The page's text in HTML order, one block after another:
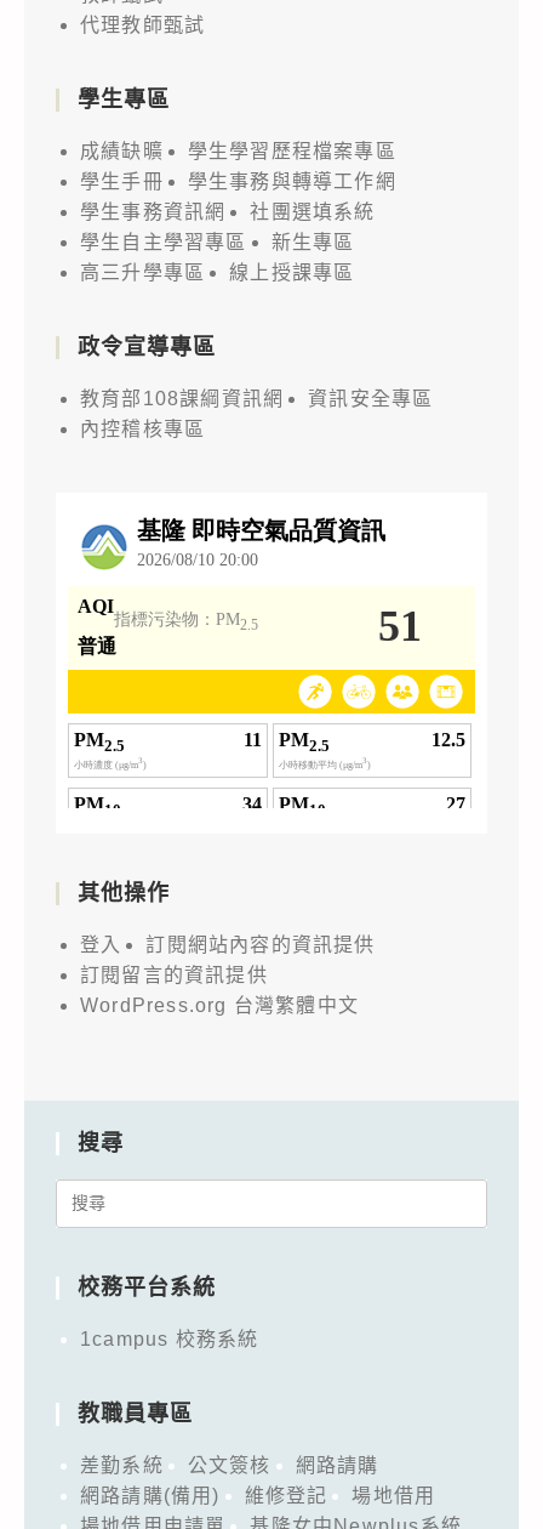
代理教師甄試
學生專區
成績缺曠
學生學習歷程檔案專區
學生手冊
學生事務與轉導工作網
學生事務資訊網
社團選填系統
學生自主學習專區
新生專區
高三升學專區
線上授課專區
政令宣導專區
教育部108課綱資訊網
資訊安全專區
內控稽核專區
其他操作
登入
訂閱網站內容的資訊提供
訂閱留言的資訊提供
WordPress.org 台灣繁體中文
搜尋
Search
校務平台系統
1campus 校務系統
教職員專區
差勤系統 公文簽核
網路請購
網路請購(備用)
維修登記
場地借用